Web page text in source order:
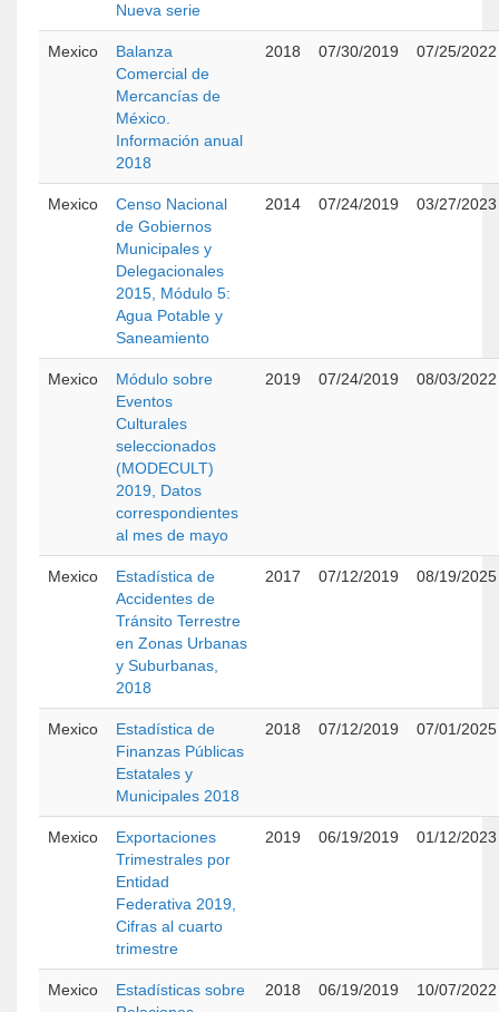
Nueva serie
Mexico
Balanza
Comercial de
Mercancías de
México.
Información anual
2018
2018 07/30/2019 07/25/2022
Mexico
Censo Nacional
de Gobiernos
Municipales y
Delegacionales
2015, Módulo 5:
Agua Potable y
Saneamiento
2014 07/24/2019 03/27/2023
Mexico
Módulo sobre
Eventos
Culturales
seleccionados
(MODECULT)
2019, Datos
correspondientes
al mes de mayo
2019 07/24/2019 08/03/2022
Mexico
Estadística de
Accidentes de
Tránsito Terrestre
en Zonas Urbanas
y Suburbanas,
2018
2017 07/12/2019 08/19/2025
Mexico
Estadística de
Finanzas Públicas
Estatales y
Municipales 2018
2018 07/12/2019 07/01/2025
Mexico
Exportaciones
Trimestrales por
Entidad
Federativa 2019,
Cifras al cuarto
trimestre
2019 06/19/2019 01/12/2023
Mexico
Estadísticas sobre
2018 06/19/2019 10/07/2022